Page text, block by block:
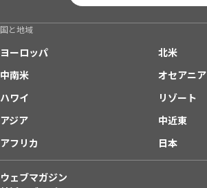
国と地域
ヨーロッパ
北米
中南米
オセアニア
ハワイ
リゾート
アジア
中近東
アフリカ
日本
ウェブマガジン